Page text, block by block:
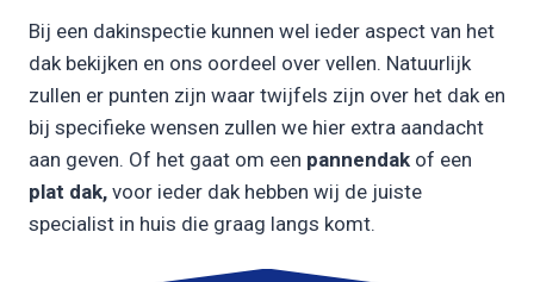
Bij een dakinspectie kunnen wel ieder aspect van het
dak bekijken en ons oordeel over vellen. Natuurlijk
zullen er punten zijn waar twijfels zijn over het dak en
bij specifieke wensen zullen we hier extra aandacht
aan geven. Of het gaat om een pannendak of een
plat dak, voor ieder dak hebben wij de juiste
specialist in huis die graag langs komt.